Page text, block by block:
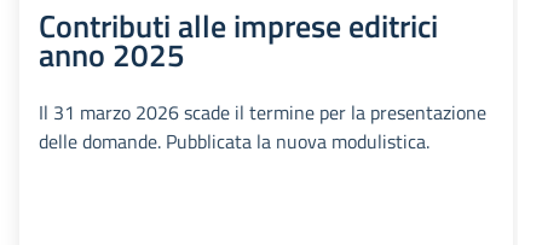
Contributi alle imprese editrici
anno 2025
Il 31 marzo 2026 scade il termine per la presentazione
delle domande. Pubblicata la nuova modulistica.